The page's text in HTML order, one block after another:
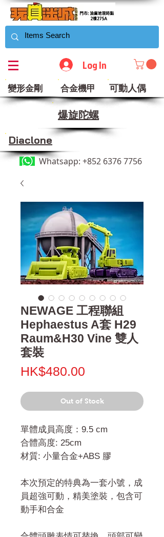
Log In
變形金剛 合金機甲 可動人偶
​爆旋陀螺
Diaclone
Whatsapp: +852 6376 7756
NEWAGE 工程聯組
Hephaestus A套 H29
Raum&H30 Vine 雙人
套裝
HK$480.00
Out of Stock
單體成員高度：9.5 cm
合體高度: 25cm
材質: 小量合金+ABS 膠
本次預定的特典為一套小號，成
員超強可動，精美塗裝，包含可
動手和合金